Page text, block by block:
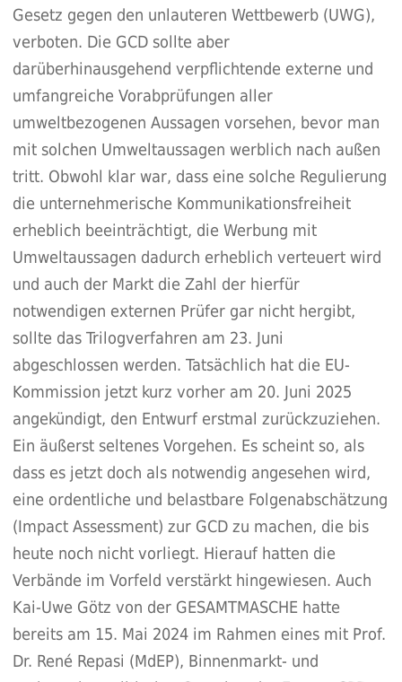
Gesetz gegen den unlauteren Wettbewerb (UWG),
verboten. Die GCD sollte aber
darüberhinausgehend verpflichtende externe und
umfangreiche Vorabprüfungen aller
umweltbezogenen Aussagen vorsehen, bevor man
mit solchen Umweltaussagen werblich nach außen
tritt. Obwohl klar war, dass eine solche Regulierung
die unternehmerische Kommunikationsfreiheit
erheblich beeinträchtigt, die Werbung mit
Umweltaussagen dadurch erheblich verteuert wird
und auch der Markt die Zahl der hierfür
notwendigen externen Prüfer gar nicht hergibt,
sollte das Trilogverfahren am 23. Juni
abgeschlossen werden. Tatsächlich hat die EU-
Kommission jetzt kurz vorher am 20. Juni 2025
angekündigt, den Entwurf erstmal zurückzuziehen.
Ein äußerst seltenes Vorgehen. Es scheint so, als
dass es jetzt doch als notwendig angesehen wird,
eine ordentliche und belastbare Folgenabschätzung
(Impact Assessment) zur GCD zu machen, die bis
heute noch nicht vorliegt. Hierauf hatten die
Verbände im Vorfeld verstärkt hingewiesen. Auch
Kai-Uwe Götz von der GESAMTMASCHE hatte
bereits am 15. Mai 2024 im Rahmen eines mit Prof.
Dr. René Repasi (MdEP), Binnenmarkt- und